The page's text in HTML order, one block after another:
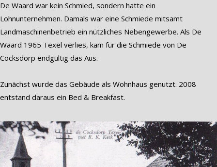
De Waard war kein Schmied, sondern hatte ein
Lohnunternehmen. Damals war eine Schmiede mitsamt
Landmaschinenbetrieb ein nützliches Nebengewerbe. Als De
Waard 1965 Texel verlies, kam für die Schmiede von De
Cocksdorp endgültig das Aus.
Zunächst wurde das Gebäude als Wohnhaus genutzt. 2008
entstand daraus ein Bed & Breakfast.